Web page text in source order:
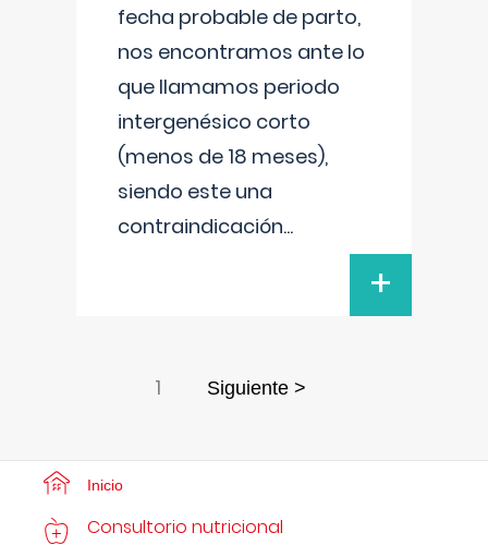
fecha probable de parto,
nos encontramos ante lo
que llamamos periodo
intergenésico corto
(menos de 18 meses),
siendo este una
contraindicación...
+
1 Siguiente >
Inicio
Consultorio nutricional